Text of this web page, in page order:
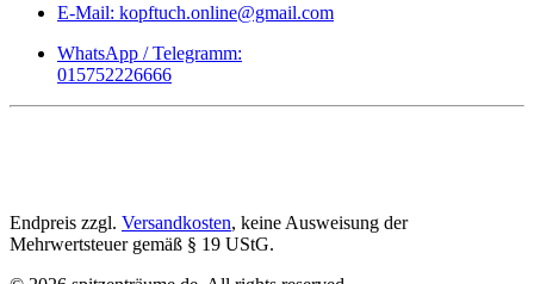
E-Mail: kopftuch.online@gmail.com
WhatsApp / Telegramm:
015752226666
Endpreis zzgl. Versandkosten, keine Ausweisung der
Mehrwertsteuer gemäß § 19 UStG.